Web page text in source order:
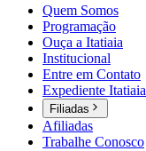
Quem Somos
Programação
Ouça a Itatiaia
Institucional
Entre em Contato
Expediente Itatiaia
Filiadas
Afiliadas
Trabalhe Conosco